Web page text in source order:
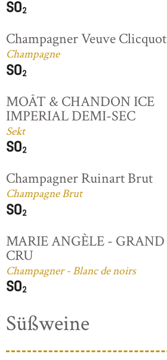
Champagner Veuve Clicquot
Champagne
MOÂT & CHANDON ICE
IMPERIAL DEMI-SEC
Sekt
Champagner Ruinart Brut
Champagne Brut
MARIE ANGÈLE - GRAND
CRU
Champagner - Blanc de noirs
Süßweine